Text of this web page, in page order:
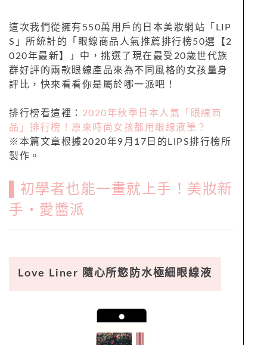
這次我們從擁有550萬用戶的日本美妝網站「LIP
S」所統計的「眼線商品人氣推薦排行榜50選【2
020年最新】」中，挑選了現在最受20歲世代族
群好評的兩款眼線產品來為不同風格的女孩量身
評比，快來看看你是屬於哪一派吧！
排行榜看這裡： 2020年秋季日本人氣「眼線商
品」排行榜！原來時尚女孩都用眼線液筆？
※本篇文章根據2020年9月17日的LIPS排行榜所
製作。
▌初學者也能一畫就上手！美妝新
手・愛醬派
Love Liner 隨心所慾防水極細眼線液